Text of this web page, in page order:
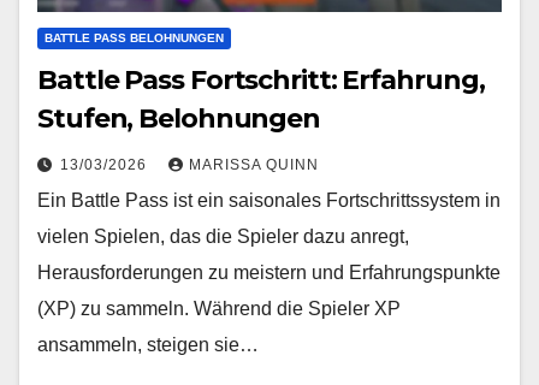
BATTLE PASS BELOHNUNGEN
Battle Pass Fortschritt: Erfahrung,
Stufen, Belohnungen
13/03/2026 MARISSA QUINN
Ein Battle Pass ist ein saisonales Fortschrittssystem in
vielen Spielen, das die Spieler dazu anregt,
Herausforderungen zu meistern und Erfahrungspunkte
(XP) zu sammeln. Während die Spieler XP
ansammeln, steigen sie…